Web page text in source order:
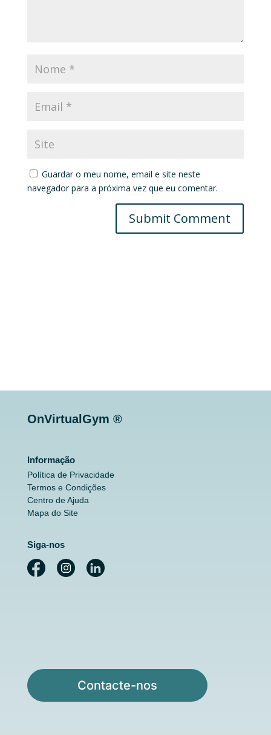
Guardar o meu nome, email e site neste
navegador para a próxima vez que eu comentar.
Submit Comment
OnVirtualGym ®
Informação
Política de Privacidade
Termos e Condições
Centro de Ajuda
Mapa do Site
Siga-nos
Contacte-nos